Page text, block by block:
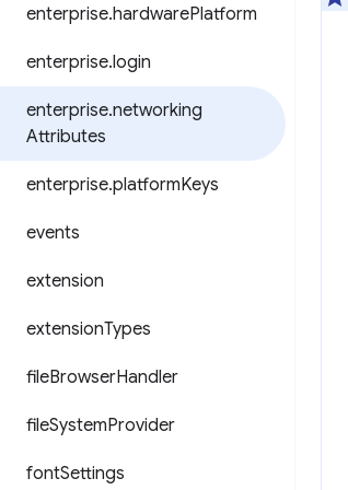
enterprise.hardwarePlatform
enterprise.login
enterprise.networking
Attributes
enterprise.platformKeys
events
extension
extensionTypes
fileBrowserHandler
fileSystemProvider
fontSettings